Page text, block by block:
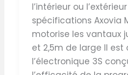
l’intérieur ou
spécifications Axovia
motorise les vantaux
et 2,5m de large Il est
l’électronique 3S